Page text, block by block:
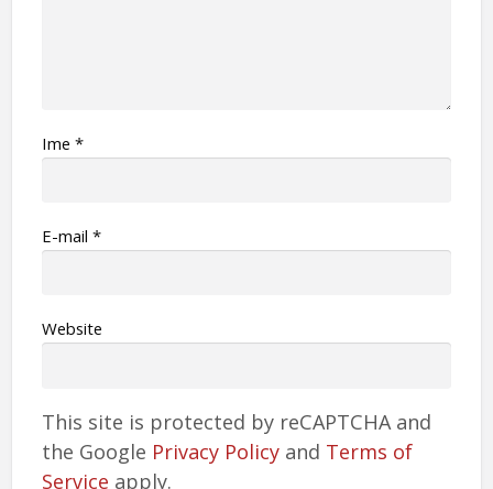
Ime *
Е-mail *
Website
This site is protected by reCAPTCHA and
the Google Privacy Policyand Terms of
Service apply.